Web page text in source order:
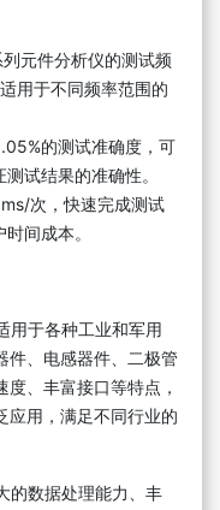
元件分析仪的测试频
用于不同频率范围的
的测试准确度，可
试结果的准确性。
次，快速完成测试
间成本。
用于各种工业和军用
件、电感器件、二极管
、丰富接口等特点，
应用，满足不同行业的
的数据处理能力、丰